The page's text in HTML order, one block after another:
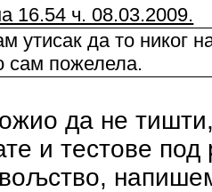
16.54 ч. 08.03.2009.
утисак да то никог
сам пожелела.
да не
и тестове